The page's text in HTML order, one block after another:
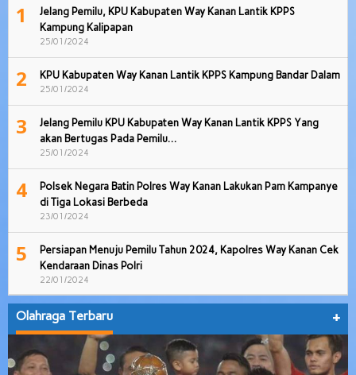
1
Jelang Pemilu, KPU Kabupaten Way Kanan Lantik KPPS
Kampung Kalipapan
25/01/2024
2 KPU Kabupaten Way Kanan Lantik KPPS Kampung Bandar Dalam
25/01/2024
3
Jelang Pemilu KPU Kabupaten Way Kanan Lantik KPPS Yang
akan Bertugas Pada Pemilu…
25/01/2024
4
Polsek Negara Batin Polres Way Kanan Lakukan Pam Kampanye
di Tiga Lokasi Berbeda
23/01/2024
5
Persiapan Menuju Pemilu Tahun 2024, Kapolres Way Kanan Cek
Kendaraan Dinas Polri
22/01/2024
Olahraga Terbaru +